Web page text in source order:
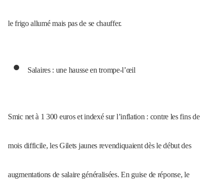
le frigo allumé mais pas de se chauffer.
Salaires : une hausse en trompe-l’œil
Smic net à 1 300 euros et indexé sur l’inflation : contre les fins de
mois difficile, les Gilets jaunes revendiquaient dès le début des
augmentations de salaire généralisées. En guise de réponse, le